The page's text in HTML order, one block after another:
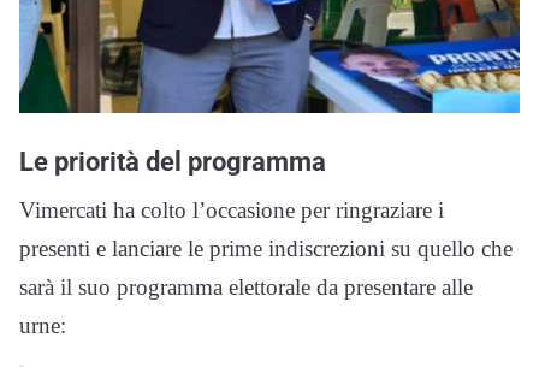
Le priorità del programma
Vimercati ha colto l’occasione per ringraziare i
presenti e lanciare le prime indiscrezioni su quello che
sarà il suo programma elettorale da presentare alle
urne: